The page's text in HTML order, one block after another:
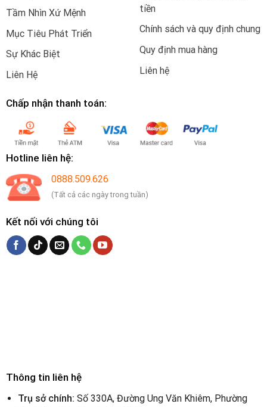
Tầm Nhìn Xứ Mệnh
Mục Tiêu Phát Triển
Sự Khác Biệt
Liên Hệ
tiền
Chính sách và quy định chung
Quy định mua hàng
Liên hệ
Chấp nhận thanh toán:
Hotline liên hệ:
0888.509.626
(Tất cả các ngày trong tuần)
Kết nối với chúng tôi
Thông tin liên hệ
Trụ sở chính: Số 330A, Đường Ung Văn Khiêm, Phường